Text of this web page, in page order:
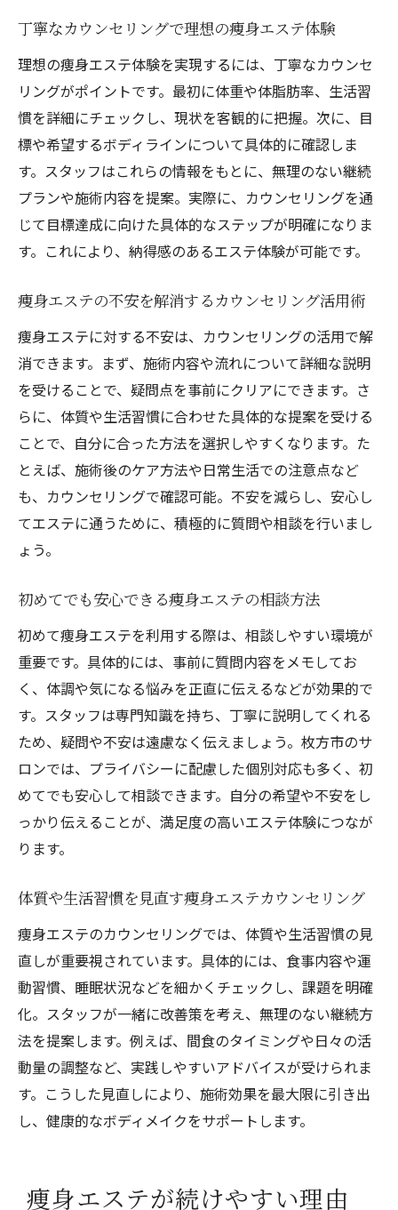
丁寧なカウンセリングで理想の痩身エステ体験
理想の痩身エステ体験を実現するには、丁寧なカウンセ
リングがポイントです。最初に体重や体脂肪率、生活習
慣を詳細にチェックし、現状を客観的に把握。次に、目
標や希望するボディラインについて具体的に確認しま
す。スタッフはこれらの情報をもとに、無理のない継続
プランや施術内容を提案。実際に、カウンセリングを通
じて目標達成に向けた具体的なステップが明確になりま
す。これにより、納得感のあるエステ体験が可能です。
痩身エステの不安を解消するカウンセリング活用術
痩身エステに対する不安は、カウンセリングの活用で解
消できます。まず、施術内容や流れについて詳細な説明
を受けることで、疑問点を事前にクリアにできます。さ
らに、体質や生活習慣に合わせた具体的な提案を受ける
ことで、自分に合った方法を選択しやすくなります。た
とえば、施術後のケア方法や日常生活での注意点など
も、カウンセリングで確認可能。不安を減らし、安心し
てエステに通うために、積極的に質問や相談を行いまし
ょう。
初めてでも安心できる痩身エステの相談方法
初めて痩身エステを利用する際は、相談しやすい環境が
重要です。具体的には、事前に質問内容をメモしてお
く、体調や気になる悩みを正直に伝えるなどが効果的で
す。スタッフは専門知識を持ち、丁寧に説明してくれる
ため、疑問や不安は遠慮なく伝えましょう。枚方市のサ
ロンでは、プライバシーに配慮した個別対応も多く、初
めてでも安心して相談できます。自分の希望や不安をし
っかり伝えることが、満足度の高いエステ体験につなが
ります。
体質や生活習慣を見直す痩身エステカウンセリング
痩身エステのカウンセリングでは、体質や生活習慣の見
直しが重要視されています。具体的には、食事内容や運
動習慣、睡眠状況などを細かくチェックし、課題を明確
化。スタッフが一緒に改善策を考え、無理のない継続方
法を提案します。例えば、間食のタイミングや日々の活
動量の調整など、実践しやすいアドバイスが受けられま
す。こうした見直しにより、施術効果を最大限に引き出
し、健康的なボディメイクをサポートします。
痩身エステが続けやすい理由